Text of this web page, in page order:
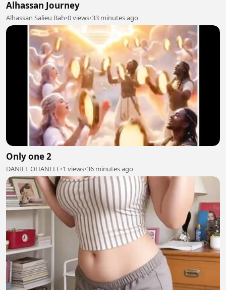
Alhassan Journey
Alhassan Salieu Bah•0 views•33 minutes ago
Only one 2
DANIEL OHANELE•1 views•36 minutes ago